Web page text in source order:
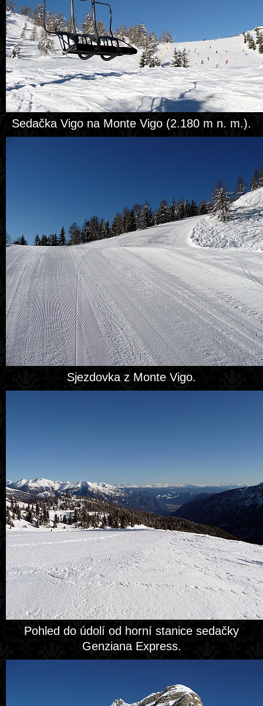
Sedačka Vigo na Monte Vigo (2.180 m n. m.).
Sjezdovka z Monte Vigo.
Pohled do údolí od horní stanice sedačky
Genziana Express.